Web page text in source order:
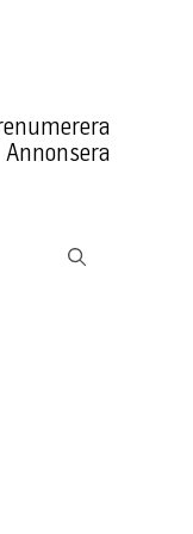
Annonsera